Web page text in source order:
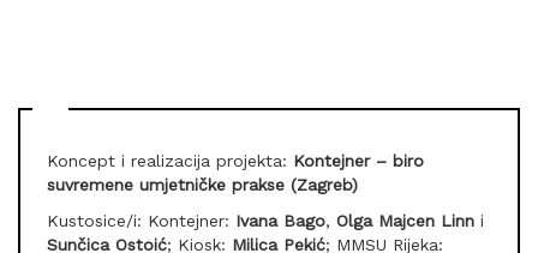
Koncept i realizacija projekta: Kontejner – biro
suvremene umjetničke prakse (Zagreb)
Kustosice/i: Kontejner: Ivana Bago, Olga Majcen Linn i
Sunčica Ostoić; Kiosk: Milica Pekić; MMSU Rijeka: